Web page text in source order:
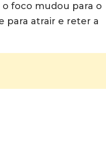
foco mudou para o
para atrair e reter a